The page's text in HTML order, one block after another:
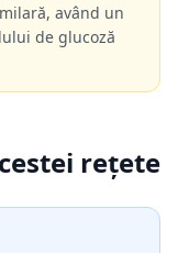
având un
de glucoză
rețete